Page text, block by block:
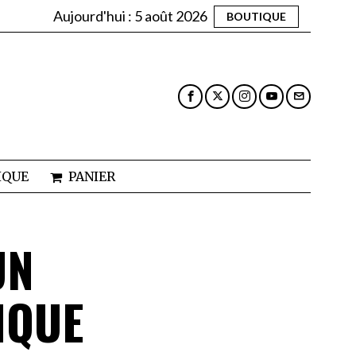
Aujourd'hui : 5 août 2026 BOUTIQUE
PANIER